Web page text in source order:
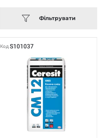
Фільтрувати
Код S101037